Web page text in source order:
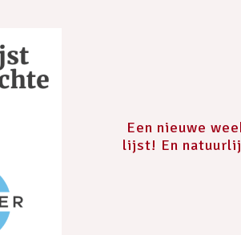
Een nieuwe
lijst! En